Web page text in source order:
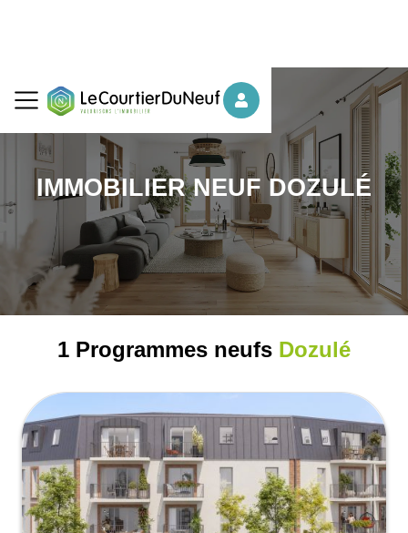
IMMOBILIER NEUF DOZULÉ
1 Programmes neufs Dozulé